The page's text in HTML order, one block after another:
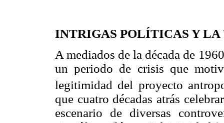
INTRIGAS POLÍTICAS Y
A mediados de la década de
un periodo de crisis que
legitimidad del proyecto
que cuatro décadas atrás
escenario de diversas